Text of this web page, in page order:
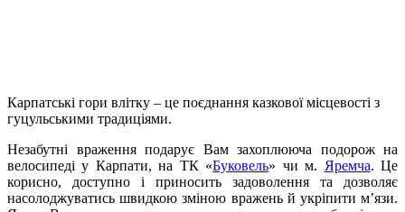
Карпатські гори влітку – це поєднання казкової місцевості з
гуцульськими традиціями.
Незабутні враження подарує Вам захоплююча подорож на
велосипеді у Карпати, на ТК «Буковель» чи м. Яремча. Це
корисно, доступно і приносить задоволення та дозволяє
насолоджуватись швидкою зміною вражень й укріпити м’язи.